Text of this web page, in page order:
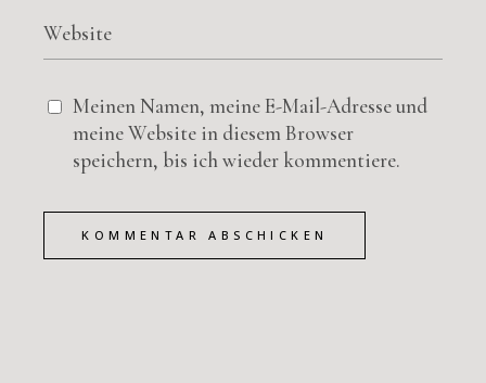
Meinen Namen, meine E-Mail-Adresse und
meine Website in diesem Browser
speichern, bis ich wieder kommentiere.
KOMMENTAR ABSCHICKEN